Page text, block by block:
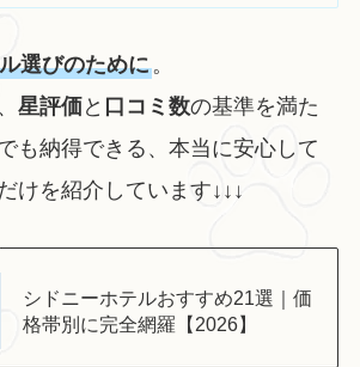
選びのために。
星評価と 口コミ数の基準を満た
も納得できる、本当に安心して
けを紹介しています↓↓↓
シドニーホテルおすすめ21選｜価
格帯別に完全網羅【2026】